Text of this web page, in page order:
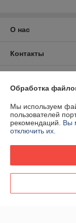
О нас
Контакты
Полная версия
Сайт создан на
Обработка
Мы используем
пользователей
рекомендаций. Вы
отключить их.